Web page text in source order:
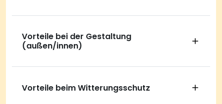
Vorteile bei der Gestaltung
(außen/innen)
Vorteile beim Witterungsschutz